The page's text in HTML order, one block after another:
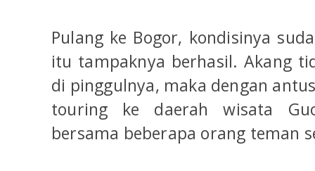
Pulang ke Bogor, kondisinya
itu tampaknya berhasil. Akang
di pinggulnya, maka dengan
touring ke daerah wisata
bersama beberapa orang teman